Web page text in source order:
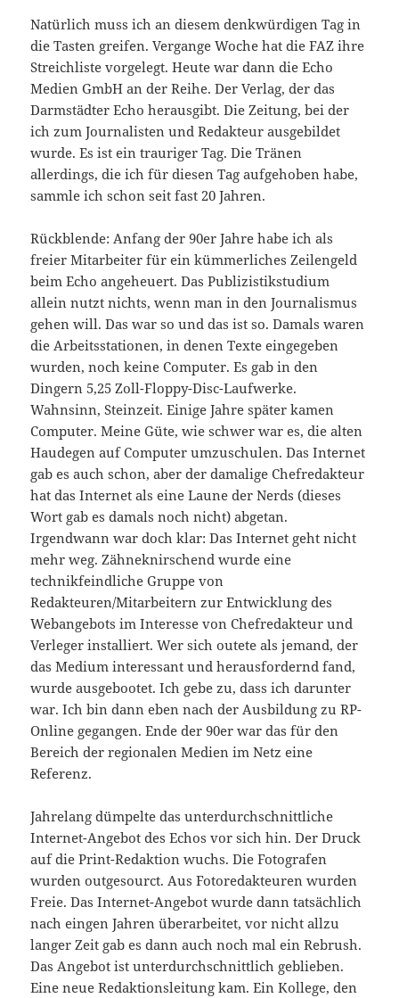
Natürlich muss ich an diesem denkwürdigen Tag in
die Tasten greifen. Vergange Woche hat die FAZ ihre
Streichliste vorgelegt. Heute war dann die Echo
Medien GmbH an der Reihe. Der Verlag, der das
Darmstädter Echo herausgibt. Die Zeitung, bei der
ich zum Journalisten und Redakteur ausgebildet
wurde. Es ist ein trauriger Tag. Die Tränen
allerdings, die ich für diesen Tag aufgehoben habe,
sammle ich schon seit fast 20 Jahren.
Rückblende: Anfang der 90er Jahre habe ich als
freier Mitarbeiter für ein kümmerliches Zeilengeld
beim Echo angeheuert. Das Publizistikstudium
allein nutzt nichts, wenn man in den Journalismus
gehen will. Das war so und das ist so. Damals waren
die Arbeitsstationen, in denen Texte eingegeben
wurden, noch keine Computer. Es gab in den
Dingern 5,25 Zoll-Floppy-Disc-Laufwerke.
Wahnsinn, Steinzeit. Einige Jahre später kamen
Computer. Meine Güte, wie schwer war es, die alten
Haudegen auf Computer umzuschulen. Das Internet
gab es auch schon, aber der damalige Chefredakteur
hat das Internet als eine Laune der Nerds (dieses
Wort gab es damals noch nicht) abgetan.
Irgendwann war doch klar: Das Internet geht nicht
mehr weg. Zähneknirschend wurde eine
technikfeindliche Gruppe von
Redakteuren/Mitarbeitern zur Entwicklung des
Webangebots im Interesse von Chefredakteur und
Verleger installiert. Wer sich outete als jemand, der
das Medium interessant und herausfordernd fand,
wurde ausgebootet. Ich gebe zu, dass ich darunter
war. Ich bin dann eben nach der Ausbildung zu RP-
Online gegangen. Ende der 90er war das für den
Bereich der regionalen Medien im Netz eine
Referenz.
Jahrelang dümpelte das unterdurchschnittliche
Internet-Angebot des Echos vor sich hin. Der Druck
auf die Print-Redaktion wuchs. Die Fotografen
wurden outgesourct. Aus Fotoredakteuren wurden
Freie. Das Internet-Angebot wurde dann tatsächlich
nach eingen Jahren überarbeitet, vor nicht allzu
langer Zeit gab es dann auch noch mal ein Rebrush.
Das Angebot ist unterdurchschnittlich geblieben.
Eine neue Redaktionsleitung kam. Ein Kollege, den